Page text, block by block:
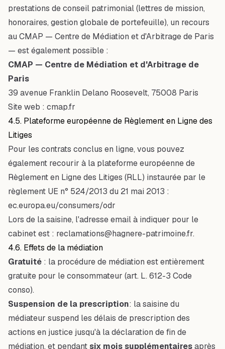
prestations de conseil patrimonial (lettres de mission,
honoraires, gestion globale de portefeuille), un recours
au CMAP — Centre de Médiation et d'Arbitrage de Paris
— est également possible :
CMAP — Centre de Médiation et d'Arbitrage de
Paris
39 avenue Franklin Delano Roosevelt, 75008 Paris
Site web : cmap.fr
4.5. Plateforme européenne de Règlement en Ligne des
Litiges
Pour les contrats conclus en ligne, vous pouvez
également recourir à la plateforme européenne de
Règlement en Ligne des Litiges (RLL) instaurée par le
règlement UE n° 524/2013 du 21 mai 2013 :
ec.europa.eu/consumers/odr
Lors de la saisine, l'adresse email à indiquer pour le
cabinet est : reclamations@hagnere-patrimoine.fr.
4.6. Effets de la médiation
Gratuité : la procédure de médiation est entièrement
gratuite pour le consommateur (art. L. 612-3 Code
conso).
Suspension de la prescription: la saisine du
médiateur suspend les délais de prescription des
actions en justice jusqu'à la déclaration de fin de
médiation, et pendantsix mois supplémentairesaprès